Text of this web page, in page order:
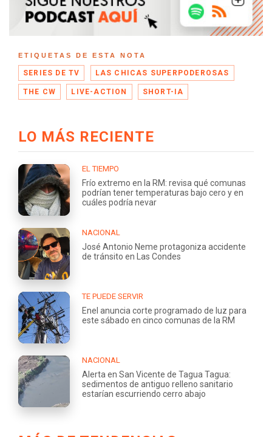
ETIQUETAS DE ESTA NOTA
SERIES DE TV LAS CHICAS SUPERPODEROSAS
THE CW LIVE-ACTION SHORT-IA
LO MÁS RECIENTE
EL TIEMPO
Frío extremo en la RM: revisa qué comunas
podrían tener temperaturas bajo cero y en
cuáles podría nevar
NACIONAL
José Antonio Neme protagoniza accidente
de tránsito en Las Condes
TE PUEDE SERVIR
Enel anuncia corte programado de luz para
este sábado en cinco comunas de la RM
NACIONAL
Alerta en San Vicente de Tagua Tagua:
sedimentos de antiguo relleno sanitario
estarían escurriendo cerro abajo